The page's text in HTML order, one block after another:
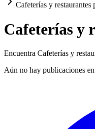
Cafeterías y restaurantes
Cafeterías y
Encuentra Cafeterías y
Aún no hay publicaciones en